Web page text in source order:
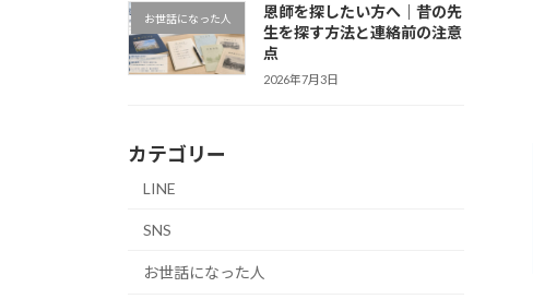
お世話になった人
恩師を探したい方へ｜昔の先
生を探す方法と連絡前の注意
点
2026年7月3日
カテゴリー
LINE
SNS
お世話になった人